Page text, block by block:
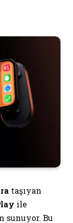
taşıyan
ile
sunuyor. Bu